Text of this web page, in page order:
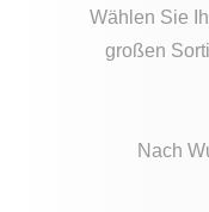
Wählen Sie
großen
Nach